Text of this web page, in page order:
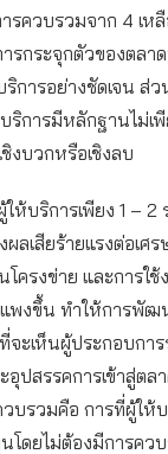
รควบรวมจาก 4 เห
รกระจุกตัวของตลา
การอย่างชัดเจน ส่
การมีหลักฐานไม่เ
งบวกหรือเชิงลบ
ห้บริการเพียง 1 – 2
ลเสียร้ายแรงต่อเศ
ครงข่าย และการใช้
แพงขึ้น ทำให้การพัฒ
จะเห็นผู้ประกอบกา
อุปสรรคการเข้าสู่ต
บรวมคือ การที่ผู้ให้บ
โดยไม่ต้องมีการคว